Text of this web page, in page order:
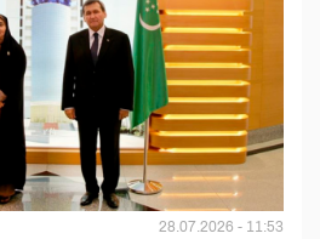
28.07.2026 - 11:53